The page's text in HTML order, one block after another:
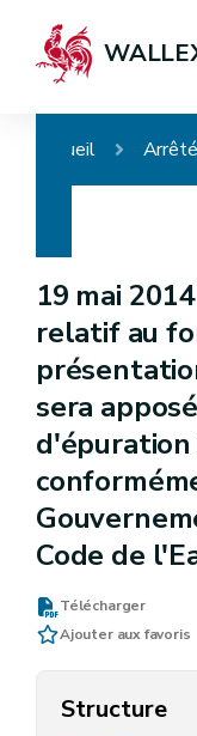
Accueil
19 mai
relatif au
sera
Code de
Télécharger
Ajouter aux favoris
Structure